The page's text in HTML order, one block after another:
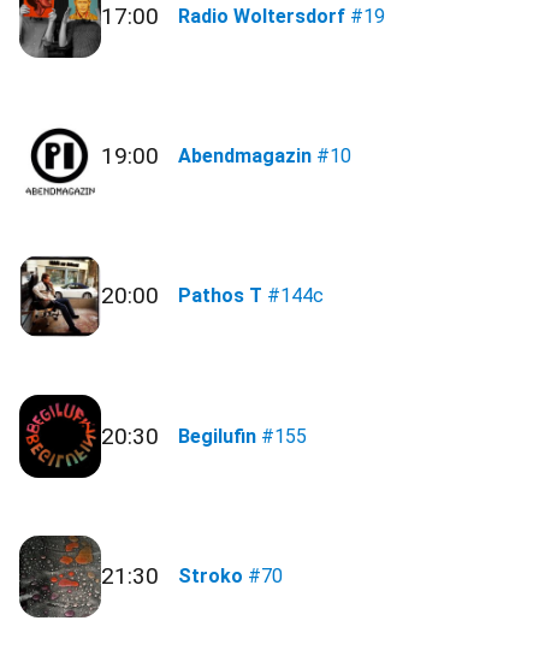
17:00 Radio Woltersdorf #19
19:00 Abendmagazin #10
20:00 Pathos T #144c
20:30 Begilufin #155
21:30 Stroko #70